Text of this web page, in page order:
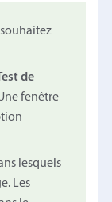
de
fenêtre
lesquels
Les